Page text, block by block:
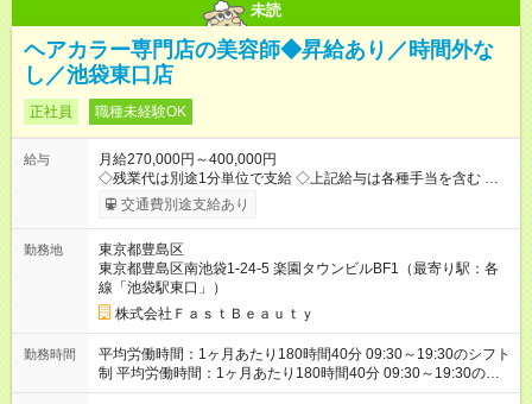
未読
ヘアカラー専門店の美容師◆昇給あり／時間外な
し／池袋東口店
正社員 職種未経験OK
給与
月給270,000円～400,000円
◇残業代は別途1分単位で支給 ◇上記給与は各種手当を含む ◇毎
月インセンティブポイント付与 ・店舗売上や入客人数などに応
じてインセンティブポイントを付与 ・ポイントは6ヶ月に一度引
長手当（月30，000円～）あり 研修期間6ヶ月間は以下給与のみ
変更あり 月給242，700円 ※給与に関しては2025年度の最低賃
金を反映済み ※各都道府県の施行月より適応、入社時期によっ
ては変動の可能性あり 詳細は、採用担当へお問い合わせくださ
い 【試用期間】試用期間なし
交通費別途支給あり
勤務地
東京都豊島区
東京都豊島区南池袋1-24-5 楽園タウンビルBF1（最寄り駅：各
線「池袋駅東口」）
株式会社ＦａｓｔＢｅａｕｔｙ
勤務時間
平均労働時間：1ヶ月あたり180時間40分 09:30～19:30のシフト
制 平均労働時間：1ヶ月あたり180時間40分 09:30～19:30のシ
フト制